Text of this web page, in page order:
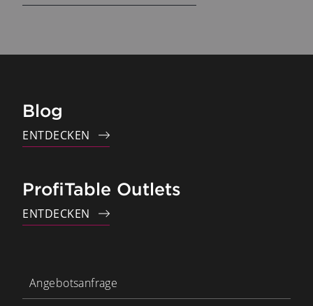
Blog
ENTDECKEN
ProfiTable Outlets
ENTDECKEN
Angebotsanfrage